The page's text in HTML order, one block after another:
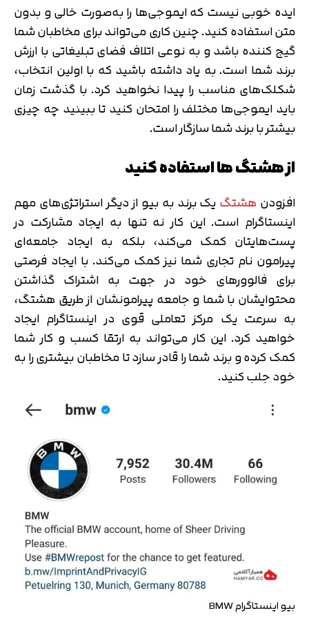
ایده خوبی نیست که ایموجی‌ها را به‌صورت خالی و بدون
متن استفاده کنید. چنین کاری می‌تواند برای مخاطبان شما
گیج کننده باشد و به نوعی اتلاف فضای تبلیغاتی با ارزش
برند شما است. به یاد داشته باشید که با اولین انتخاب،
شکلک‌های مناسب را پیدا نخواهید کرد. با گذشت زمان
باید ایموجی‌ها مختلف را امتحان کنید تا ببینید چه چیزی
بیشتر با برند شما سازگار است.
از هشتگ ها استفاده کنید
افزودن هشتگیک برند به بیو از دیگر استراتژی‌های مهم
اینستاگرام است. این کار نه تنها به ایجاد مشارکت در
پست‌هایتان کمک می‌کند، بلکه به ایجاد جامعه‌ای
پیرامون نام تجاری شما نیز کمک می‌کند. با ایجاد فرصتی
برای فالوورهای خود در جهت به اشتراک گذاشتن
محتوایشان با شما و جامعه پیرامونشان از طریق هشتگ،
به سرعت یک مرکز تعاملی قوی در اینستاگرام ایجاد
خواهید کرد. این کار می‌تواند به ارتقا کسب و کار شما
کمک کرده و برند شما را قادر سازد تا مخاطبان بیشتری را به
خود جلب کنید.
بیو اینستاگرام BMW